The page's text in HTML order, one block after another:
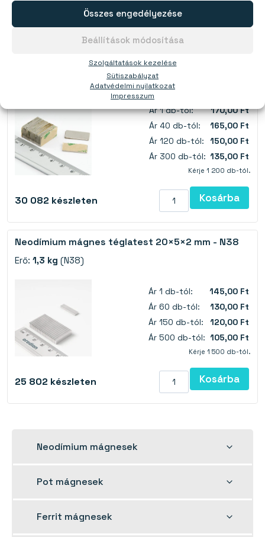
Szolgáltatások kezelése
Összes engedélyezése
Beállítások módosítása
Sütiszabályzat
Adatvédelmi nyilatkozat
Impresszum
Ez is érdekelhet:
matricával - N38
Ár 1 db-tól:
170,00 Ft
Ár 40 db-tól:
165,00 Ft
Ár 120 db-tól:
150,00 Ft
Ár 300 db-tól: 135,00 Ft
Kérje 1 200 db-tól.
30 082 készleten Kosárba
Neodímium mágnes téglatest 20×5×2 mm - N38
Erő: 1,3 kg (N38)
Ár 1 db-tól:
145,00 Ft
Ár 60 db-tól:
130,00 Ft
Ár 150 db-tól:
120,00 Ft
Ár 500 db-tól: 105,00 Ft
Kérje 1 500 db-tól.
25 802 készleten Kosárba
Neodímium mágnesek
Toggle
Pot mágnesek
Toggle
Ferrit mágnesek
Toggle